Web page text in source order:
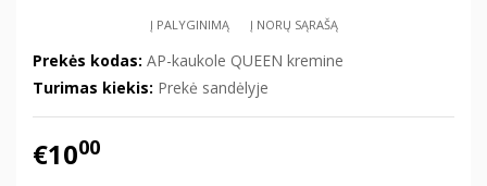
Į PALYGINIMĄ Į NORŲ SĄRAŠĄ
Prekės kodas: AP-kaukole QUEEN kremine
Turimas kiekis: Prekė sandėlyje
€1000